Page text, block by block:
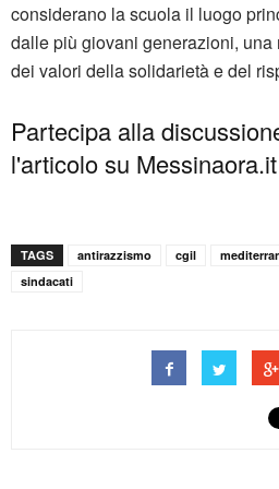
considerano la scuola il luogo
dalle più giovani generazioni,
dei valori della solidarietà e del
Partecipa alla
l'articolo su Messinaora.it
TAGS antirazzismo cgil
sindacati